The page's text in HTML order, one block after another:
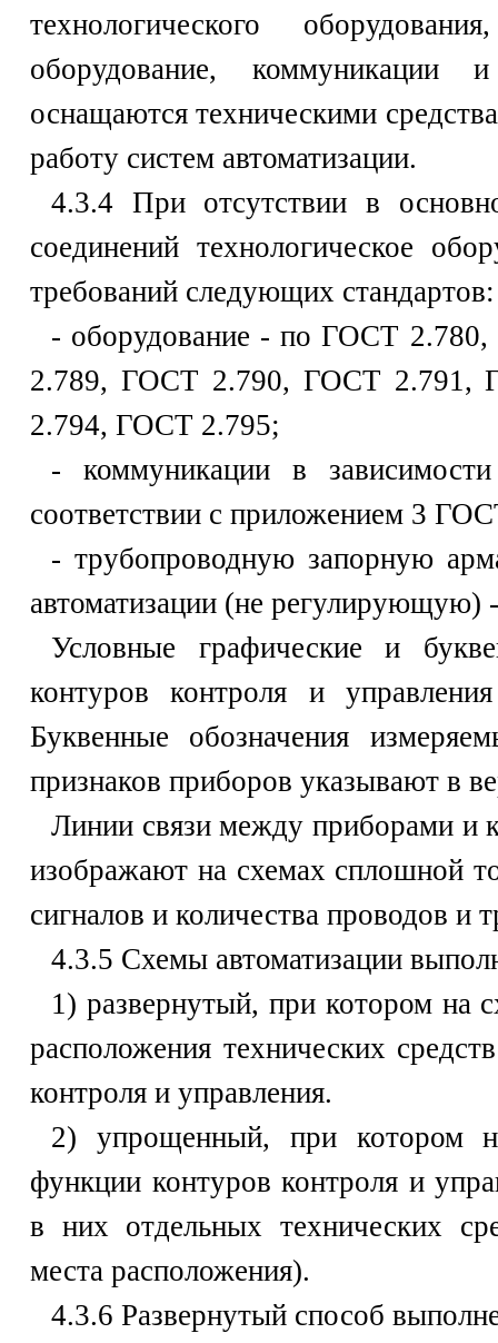
технологического
оборудование,
оснащаются техническими
работу систем автоматизации.
4.3.4 При отсутствии в
соединений технологическое
требований следующих стандартов:
- оборудование - по ГОСТ
2.789, ГОСТ 2.790, ГОСТ
2.794, ГОСТ 2.795;
- коммуникации в
соответствии с приложением 3
- трубопроводную запорную
автоматизации (не
Условные графические и
контуров контроля и
Буквенные обозначения
признаков приборов указывают в
Линии связи между приборами и
изображают на схемах сплошной
сигналов и количества проводов и
4.3.5 Схемы автоматизации
1) развернутый, при котором на
расположения технических
контроля и управления.
2) упрощенный, при котором
функции контуров контроля и
в них отдельных технических
места расположения).
4.3.6 Развернутый способ